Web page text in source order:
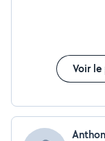
Voir